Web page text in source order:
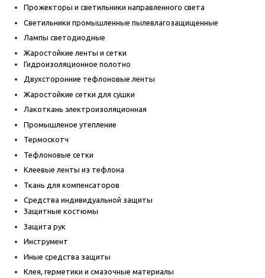
Прожекторы и светильники направленного света
Светильники промышленные пылевлагозащищенные
Лампы светодиодные
Жаростойкие ленты и сетки
Гидроизоляционное полотно
Двухсторонние тефлоновые ленты
Жаростойкие сетки для сушки
Лакоткань электроизоляционная
Промышленое утепление
Термоскотч
Тефлоновые сетки
Клеевые ленты из тефлона
Ткань для компенсаторов
Средства индивидуальной защиты
Защитные костюмы
Защита рук
Инструмент
Иные средства защиты
Клея, герметики и смазочные материалы